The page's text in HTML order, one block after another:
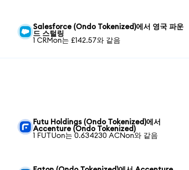
Salesforce (Ondo Tokenized)에서 영국 파운
드 스털링
1 CRMon는 £142.57와 같음
Futu Holdings (Ondo Tokenized)에서
Accenture (Ondo Tokenized)
1 FUTUon는 0.634230 ACNon와 같음